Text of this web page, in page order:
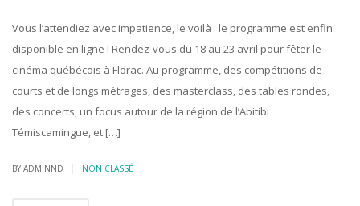
Vous l’attendiez avec impatience, le voilà : le programme est enfin
disponible en ligne ! Rendez-vous du 18 au 23 avril pour fêter le
cinéma québécois à Florac. Au programme, des compétitions de
courts et de longs métrages, des masterclass, des tables rondes,
des concerts, un focus autour de la région de l’Abitibi
Témiscamingue, et […]
BY ADMINND NON CLASSÉ